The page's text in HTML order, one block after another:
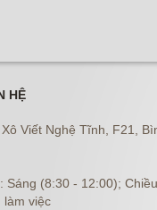
HỆ
Viết Nghệ Tĩnh, F21,
Sáng (8:30 - 12:00);
làm việc